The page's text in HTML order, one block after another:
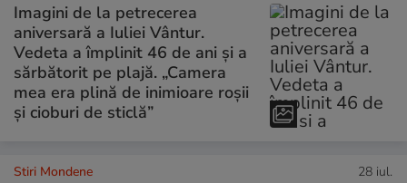
Imagini de la petrecerea
aniversară a Iuliei Vântur.
Vedeta a împlinit 46 de ani și a
sărbătorit pe plajă. „Camera
mea era plină de inimioare roșii
și cioburi de sticlă”
Stiri Mondene 28 iul.